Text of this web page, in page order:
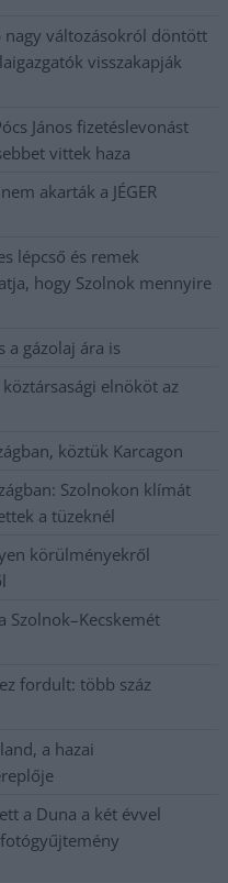
nagy változásokról döntött
visszakapják
János fizetéslevonást
vittek haza
akarták a JÉGER
lépcső és remek
hogy Szolnok mennyire
a gázolaj ára is
elnököt az
köztük Karcagon
Szolnokon klímát
a tüzeknél
körülményekről
Szolnok–Kecskemét
fordult: több száz
a hazai
a Duna a két évvel